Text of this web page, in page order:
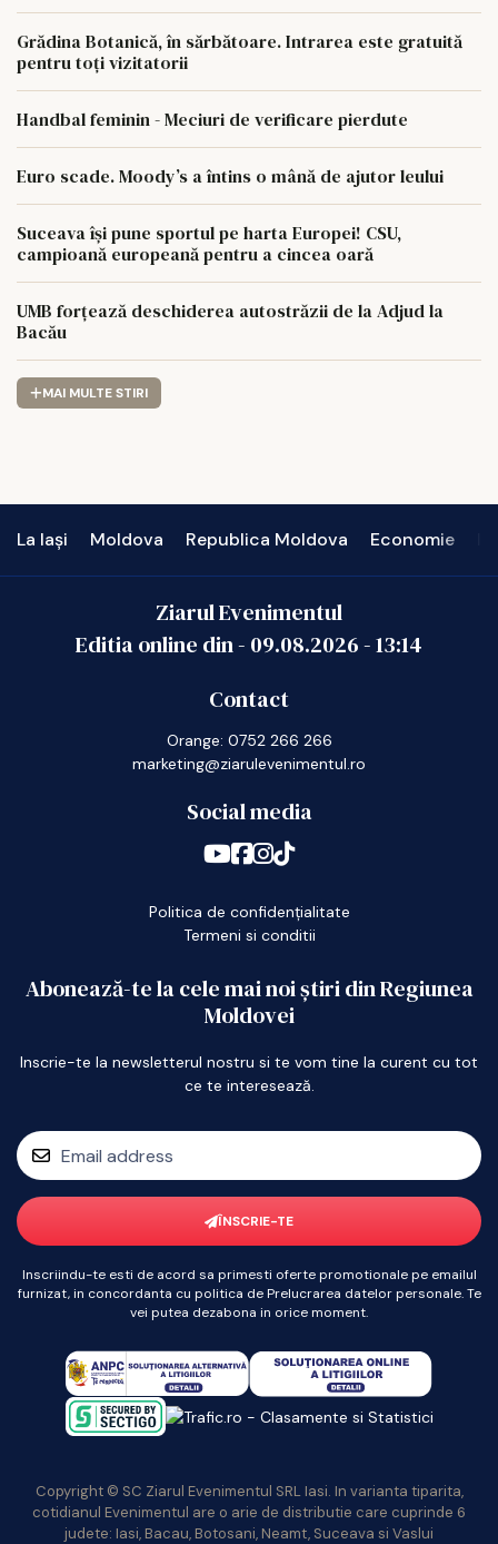
Grădina Botanică, în sărbătoare. Intrarea este gratuită
pentru toți vizitatorii
Handbal feminin - Meciuri de verificare pierdute
Euro scade. Moody’s a întins o mână de ajutor leului
Suceava își pune sportul pe harta Europei! CSU,
campioană europeană pentru a cincea oară
UMB forțează deschiderea autostrăzii de la Adjud la
Bacău
MAI MULTE STIRI
La Iași Moldova Republica Moldova Economie
Ziarul Evenimentul
Editia online din - 09.08.2026-13:14
Contact
Orange: 0752 266 266
marketing@ziarulevenimentul.ro
Social media
Politica de confidențialitate
Termeni si conditii
Abonează-te la cele mai noi știri din Regiunea
Moldovei
Inscrie-te la newsletterul nostru si te vom tine la curent cu tot
ce te interesează.
ÎNSCRIE-TE
Inscriindu-te esti de acord sa primesti oferte promotionale pe emailul
furnizat, in concordanta cu politica de Prelucrarea datelor personale. Te
vei putea dezabona in orice moment.
Copyright © SC Ziarul Evenimentul SRL Iasi. In varianta tiparita,
cotidianul Evenimentul are o arie de distributie care cuprinde 6
judete: Iasi, Bacau, Botosani, Neamt, Suceava si Vaslui